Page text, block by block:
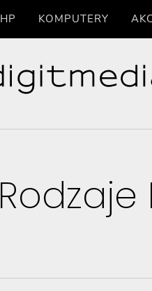
HP KOMPUTERY